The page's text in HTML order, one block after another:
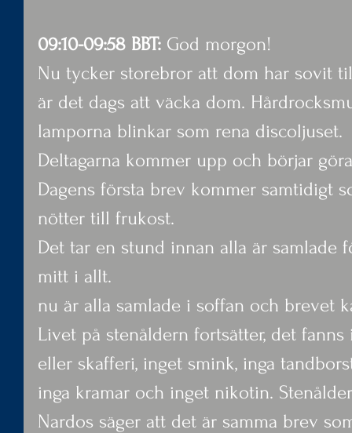
09:10-09:58 BBT: God morgon!
Nu tycker storebror att dom har sovit
är det dags att väcka dom.
lamporna blinkar som rena discoljuset.
Deltagarna kommer upp och börjar
Dagens första brev kommer samtidigt
nötter till frukost.
Det tar en stund innan alla är
mitt i allt.
nu är alla samlade i soffan och brevet
Livet på stenåldern fortsätter, det
eller skafferi, inget smink, inga
inga kramar och inget nikotin.
Nardos säger att det är samma brev